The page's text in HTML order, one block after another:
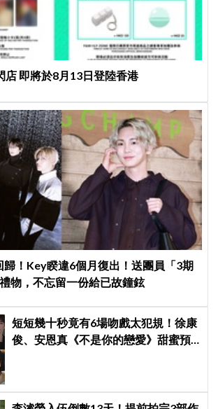
店 即將於8月13日登陸香港
歸！Key睽違6個月復出！送團員「3期
物，不忘留一份給已故鐘鉉
短短幾十秒竟有6場吻戲太犯規！徐康
俊、安恩真《不是你的戀愛》甜蜜預